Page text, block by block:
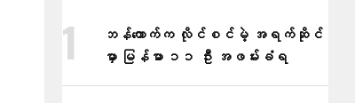
ဘန်ကောက်က လိုင်စင်မဲ့ အရက်ဆိုင်
မှာ မြန်မာ ၁၁ ဦး အဖမ်းခံရ